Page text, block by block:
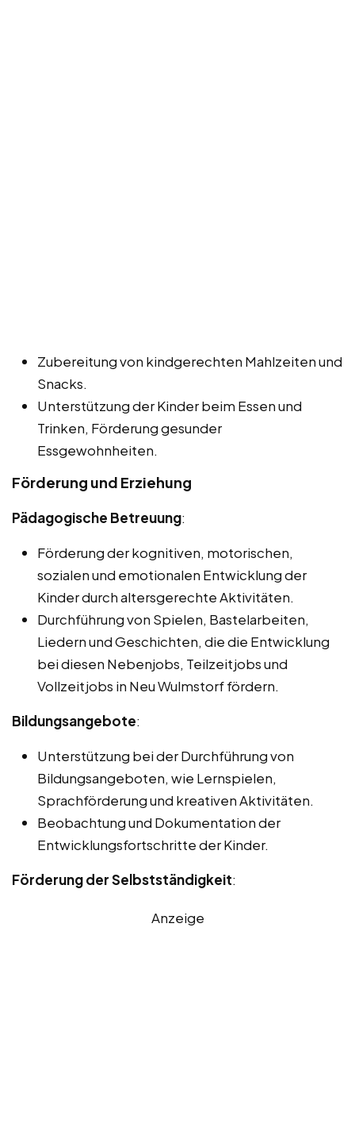
Zubereitung von kindgerechten Mahlzeiten und
Snacks.
Unterstützung der Kinder beim Essen und
Trinken, Förderung gesunder
Essgewohnheiten.
Förderung und Erziehung
Pädagogische Betreuung:
Förderung der kognitiven, motorischen,
sozialen und emotionalen Entwicklung der
Kinder durch altersgerechte Aktivitäten.
Durchführung von Spielen, Bastelarbeiten,
Liedern und Geschichten, die die Entwicklung
bei diesen Nebenjobs, Teilzeitjobs und
Vollzeitjobs in Neu Wulmstorf fördern.
Bildungsangebote:
Unterstützung bei der Durchführung von
Bildungsangeboten, wie Lernspielen,
Sprachförderung und kreativen Aktivitäten.
Beobachtung und Dokumentation der
Entwicklungsfortschritte der Kinder.
Förderung der Selbstständigkeit:
Anzeige